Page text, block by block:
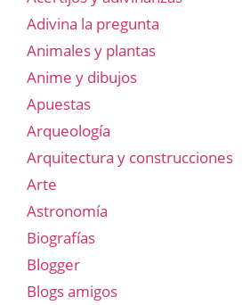
Adivina la pregunta
Animales y plantas
Anime y dibujos
Apuestas
Arqueología
Arquitectura y construcciones
Arte
Astronomía
Biografías
Blogger
Blogs amigos